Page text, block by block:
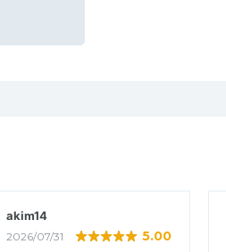
akim14
2026/07/31 5.00